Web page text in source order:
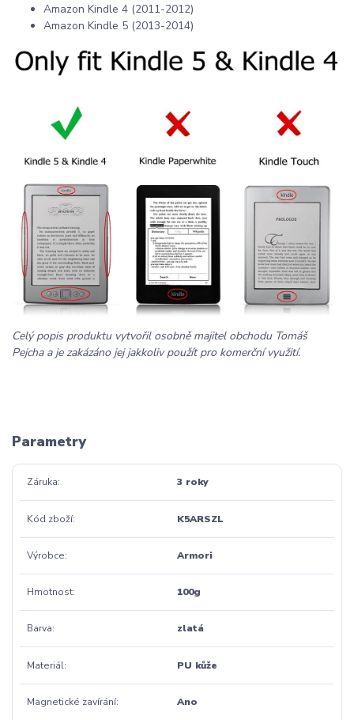
Amazon Kindle 4 (2011-2012)
Amazon Kindle 5 (2013-2014)
Celý popis produktu vytvořil osobně majitel obchodu Tomáš
Pejcha a je zakázáno jej jakkoliv použít pro komerční využití.
Parametry
Záruka 3 roky
Kód zboží K5ARSZL
Výrobce Armori
Hmotnost 100g
Barva zlatá
Materiál PU kůže
Magnetické zavírání Ano